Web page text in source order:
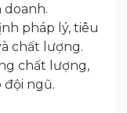
doanh.
pháp lý, tiêu
chất lượng.
chất lượng,
đội ngũ.